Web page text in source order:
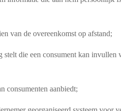
van de overeenkomst op afstand;
die een consument kan
consumenten aanbiedt;